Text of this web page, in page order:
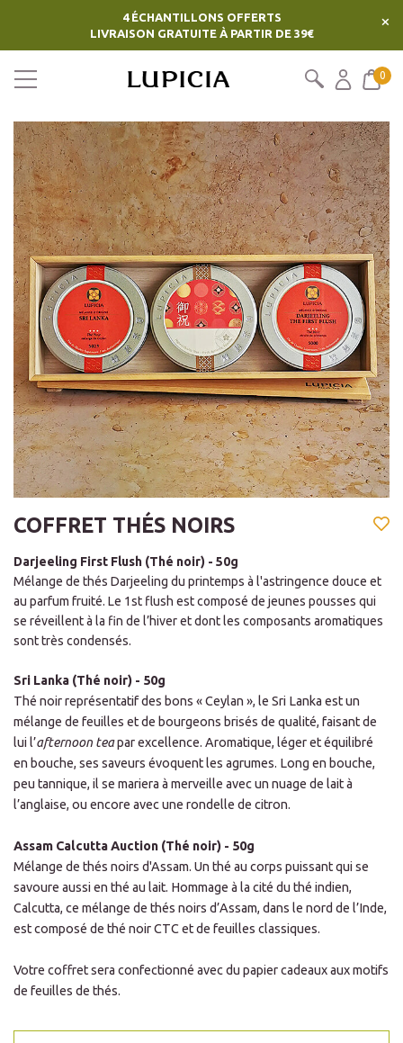
4 ÉCHANTILLONS OFFERTS
LIVRAISON GRATUITE À PARTIR DE 39€
×
0
COFFRET THÉS NOIRS
Darjeeling First Flush (Thé noir) - 50g
Mélange de thés Darjeeling du printemps à l'astringence douce et
au parfum fruité. Le 1st flush est composé de jeunes pousses qui
se réveillent à la fin de l’hiver et dont les composants aromatiques
sont très condensés.
Sri Lanka (Thé noir) - 50g
Thé noir représentatif des bons « Ceylan », le Sri Lanka est un
mélange de feuilles et de bourgeons brisés de qualité, faisant de
lui l’afternoon teapar excellence. Aromatique, léger et équilibré
en bouche, ses saveurs évoquent les agrumes. Long en bouche,
peu tannique, il se mariera à merveille avec un nuage de lait à
l’anglaise, ou encore avec une rondelle de citron.
Assam Calcutta Auction (Thé noir) - 50g
Mélange de thés noirs d'Assam. Un thé au corps puissant qui se
savoure aussi en thé au lait. Hommage à la cité du thé indien,
Calcutta, ce mélange de thés noirs d’Assam, dans le nord de l’Inde,
est composé de thé noir CTC et de feuilles classiques.
Votre coffret sera confectionné avec du papier cadeaux aux motifs
de feuilles de thés.